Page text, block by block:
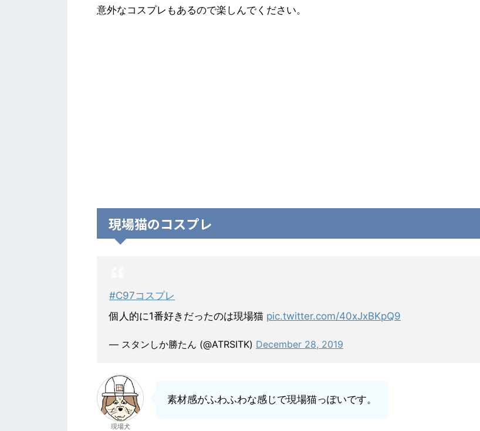
意外なコスプレもあるので楽しんでください。
現場猫のコスプレ
#C97コスプレ
個人的に1番好きだったのは現場猫 pic.twitter.com/40xJxBKpQ9
— スタンしか勝たん (@ATRSITK) December 28, 2019
現場犬
素材感がふわふわな感じで現場猫っぽいです。